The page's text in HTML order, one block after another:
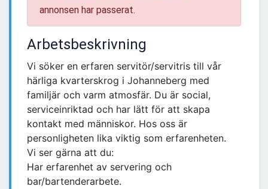
annonsen har passerat.
Arbetsbeskrivning
Vi söker en erfaren servitör/servitris till vår
härliga kvarterskrog i Johanneberg med
familjär och varm atmosfär. Du är social,
serviceinriktad och har lätt för att skapa
kontakt med människor. Hos oss är
personligheten lika viktig som erfarenheten.
Vi ser gärna att du:
Har erfarenhet av servering och
bar/bartenderarbete.